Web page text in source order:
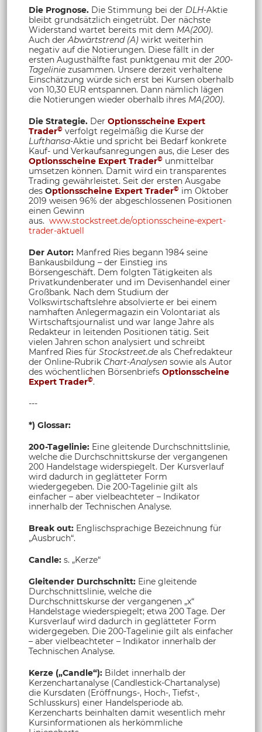
Die Prognose. Die Stimmung bei der DLH-Aktie
bleibt grundsätzlich eingetrübt. Der nächste
Widerstand wartet bereits mit dem MA(200).
Auch derAbwärtstrend (A) wirkt weiterhin
negativ auf die Notierungen. Diese fällt in der
ersten Augusthälfte fast punktgenau mit der 200-
Tagelinie zusammen. Unsere derzeit verhaltene
Einschätzung würde sich erst bei Kursen oberhalb
von 10,30 EUR entspannen. Dann nämlich lägen
die Notierungen wieder oberhalb ihres MA(200).
Die Strategie. Der Optionsscheine Expert
Trader© verfolgt regelmäßig die Kurse der
Lufthansa-Aktie und spricht bei Bedarf konkrete
Kauf- und Verkaufsanregungen aus, die Leser des
Optionsscheine Expert Trader© unmittelbar
umsetzen können. Damit wird ein transparentes
Trading gewährleistet. Seit der ersten Ausgabe
des Optionsscheine Expert Trader© im Oktober
2019 weisen 96% der abgeschlossenen Positionen
einen Gewinn
aus. www.stockstreet.de/optionsscheine-expert-
trader-aktuell
Der Autor: Manfred Ries begann 1984 seine
Bankausbildung – der Einstieg ins
Börsengeschäft. Dem folgten Tätigkeiten als
Privatkundenberater und im Devisenhandel einer
Großbank. Nach dem Studium der
Volkswirtschaftslehre absolvierte er bei einem
namhaften Anlegermagazin ein Volontariat als
Wirtschaftsjournalist und war lange Jahre als
Redakteur in leitenden Positionen tätig. Seit
vielen Jahren schon analysiert und schreibt
Manfred Ries für Stockstreet.de als Chefredakteur
der Online-Rubrik Chart-Analysen sowie als Autor
des wöchentlichen Börsenbriefs Optionsscheine
Expert Trader©.
---
*) Glossar:
200-Tagelinie: Eine gleitende Durchschnittslinie,
welche die Durchschnittskurse der vergangenen
200 Handelstage widerspiegelt. Der Kursverlauf
wird dadurch in geglätteter Form
wiedergegeben. Die 200-Tagelinie gilt als
einfacher – aber vielbeachteter – Indikator
innerhalb der Technischen Analyse.
Break out: Englischsprachige Bezeichnung für
„Ausbruch“.
Candle: s. „Kerze“
Gleitender Durchschnitt: Eine gleitende
Durchschnittslinie, welche die
Durchschnittskurse der vergangenen „x“
Handelstage wiederspiegelt; etwa 200 Tage. Der
Kursverlauf wird dadurch in geglätteter Form
widergegeben. Die 200-Tagelinie gilt als einfacher
– aber vielbeachteter – Indikator innerhalb der
Technischen Analyse.
Kerze („Candle“): Bildet innerhalb der
Kerzenchartanalyse (Candlestick-Chartanalyse)
die Kursdaten (Eröffnungs-, Hoch-, Tiefst-,
Schlusskurs) einer Handelsperiode ab.
Kerzencharts beinhalten damit wesentlich mehr
Kursinformationen als herkömmliche